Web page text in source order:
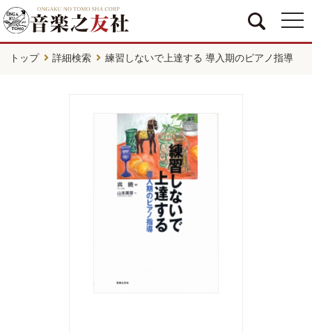
トップ 詳細検索 練習しないで上達する 導入期のピアノ指導